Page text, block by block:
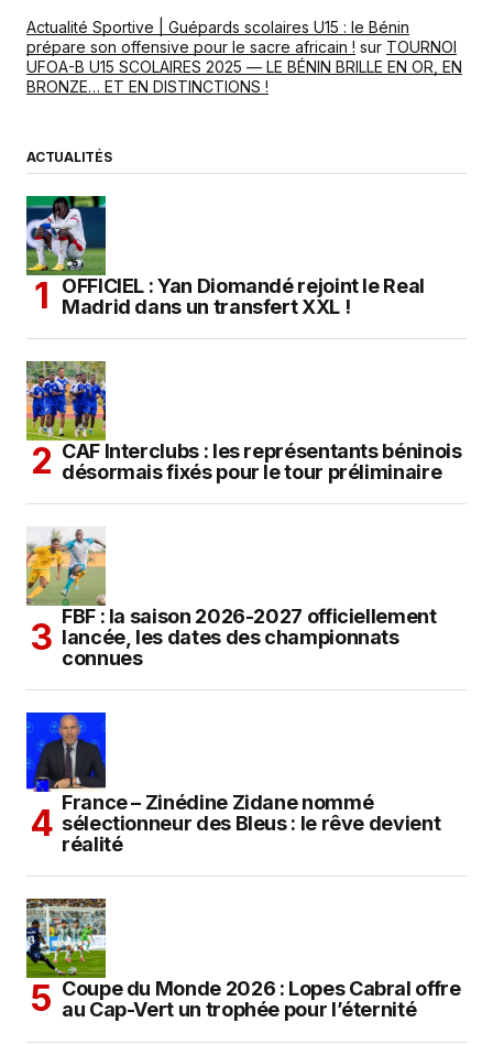
Actualité Sportive | Guépards scolaires U15 : le Bénin
prépare son offensive pour le sacre africain ! sur TOURNOI
UFOA-B U15 SCOLAIRES 2025 — LE BÉNIN BRILLE EN OR, EN
BRONZE… ET EN DISTINCTIONS !
ACTUALITÉS
OFFICIEL : Yan Diomandé rejoint le Real
Madrid dans un transfert XXL !
CAF Interclubs : les représentants béninois
désormais fixés pour le tour préliminaire
FBF : la saison 2026-2027 officiellement
lancée, les dates des championnats
connues
France – Zinédine Zidane nommé
sélectionneur des Bleus : le rêve devient
réalité
Coupe du Monde 2026 : Lopes Cabral offre
au Cap-Vert un trophée pour l’éternité